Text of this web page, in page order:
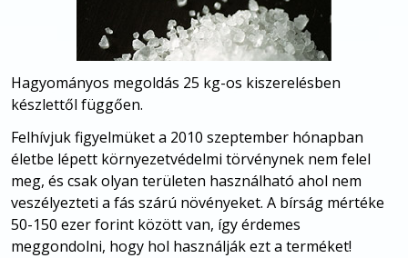
Hagyományos megoldás 25 kg-os kiszerelésben
készlettől függően.
Felhívjuk figyelmüket a 2010 szeptember hónapban
életbe lépett környezetvédelmi törvénynek nem felel
meg, és csak olyan területen használható ahol nem
veszélyezteti a fás szárú növényeket. A bírság mértéke
50-150 ezer forint között van, így érdemes
meggondolni, hogy hol használják ezt a terméket!